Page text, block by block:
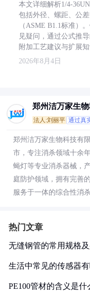
本文详细解析1/4-
包括外径、螺距、公
（ASME B1.1标准）
见疑问，通过公式推
附加工艺建议与扩展知
2026年8月4日
郑州洁万家生
法人:刘丽平 通过真
郑州洁万家生物科技有
市，专注消杀领域十余
蝇灯等专业消杀器械，
庭防护领域，拥有完善
服务于一体的综合性消
热门文章
无缝钢管的常用规格
生活中常见的传感器
PE100管材的含义是什